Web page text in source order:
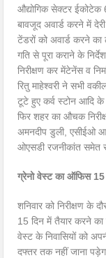
औद्योगिक सेक्टर ईकोटेक
बावजूद अवार्ड करने में
टेंडरों को अवार्ड करने का
गति से पूरा कराने के
निरीक्षण कर मेंटेनेंस व
रितु माहेश्वरी ने सभी
टूटे हुए कर्व स्टोन आदि
फिर शहर का औचक
अमनदीप डुली, एसीईओ
ओएसडी रजनीकांत समेत
ग्रेनो वेस्ट का ऑफिस 15
शनिवार को निरीक्षण के
15 दिन में तैयार करने
वेस्ट के निवासियों को
दफ्तर तक नहीं जाना